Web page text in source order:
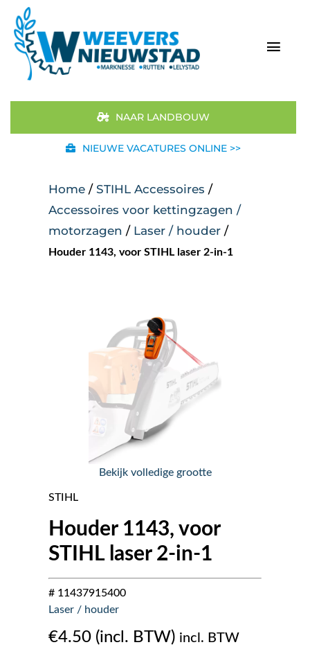
naar
inhoud
Aanbod
STIHL
Occasions
Nieuws
Over ons
Vacatures
Tuin & Park Contact
NAAR LANDBOUW
NIEUWE VACATURES ONLINE >>
Home / STIHL Accessoires /
Accessoires voor kettingzagen /
motorzagen / Laser / houder /
Houder 1143, voor STIHL laser 2-in-1
Bekijk volledige grootte
STIHL
Houder 1143, voor
STIHL laser 2-in-1
# 11437915400
Laser / houder
€4.50 incl. BTW